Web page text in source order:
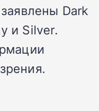
Dark
и Silver.